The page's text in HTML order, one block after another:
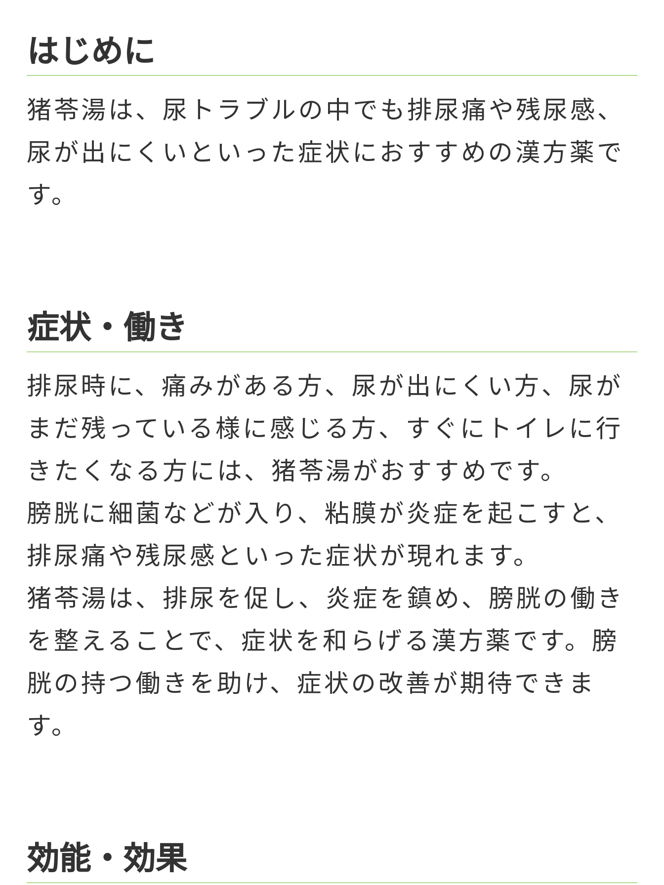
はじめに
猪苓湯は、尿トラブルの中でも排尿痛や残尿感、
尿が出にくいといった症状におすすめの漢方薬で
す。
症状・働き
排尿時に、痛みがある方、尿が出にくい方、尿が
まだ残っている様に感じる方、すぐにトイレに行
きたくなる方には、猪苓湯がおすすめです。
膀胱に細菌などが入り、粘膜が炎症を起こすと、
排尿痛や残尿感といった症状が現れます。
猪苓湯は、排尿を促し、炎症を鎮め、膀胱の働き
を整えることで、症状を和らげる漢方薬です。膀
胱の持つ働きを助け、症状の改善が期待できま
す。
効能・効果